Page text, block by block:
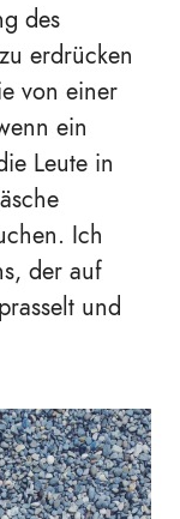
des
erdrücken
von einer
ein
Leute in
Ich
der auf
und